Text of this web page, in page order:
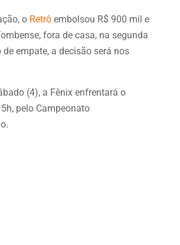
o Retrôembolsou R$ 900 mil e
fora de casa, na segunda
empate, a decisão será nos
(4), a Fênix enfrentará o
pelo Campeonato